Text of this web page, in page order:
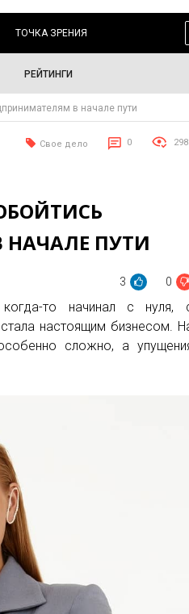
ТОЧКА ЗРЕНИЯ
РЕЙТИНГИ
в начале пути
Свое дело 0
ПУТИ
3 0
то начинал с нуля,
настоящим бизнесом.
сложно, а